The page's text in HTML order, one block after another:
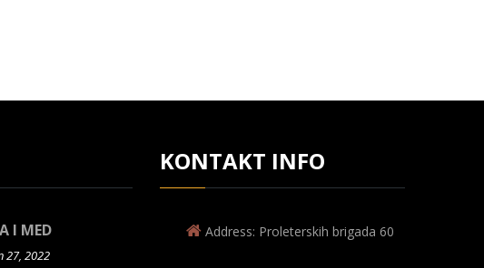
I MED
27, 2022
KONTAKT INFO
Address: Proleterskih brigada 60